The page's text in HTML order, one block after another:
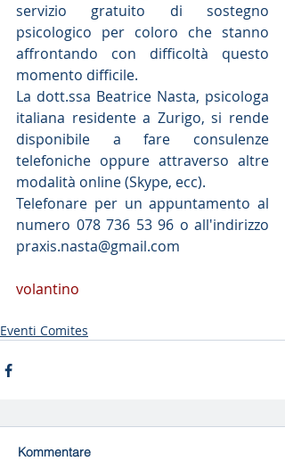
servizio gratuito di sostegno
psicologico per coloro che stanno
affrontando con difficoltà questo
momento difficile.
La dott.ssa Beatrice Nasta, psicologa
italiana residente a Zurigo, si rende
disponibile a fare consulenze
telefoniche oppure attraverso altre
modalità online (Skype, ecc).
Telefonare per un appuntamento al
numero 078 736 53 96 o all'indirizzo
praxis.nasta@gmail.com
volantino
Eventi Comites
Kommentare